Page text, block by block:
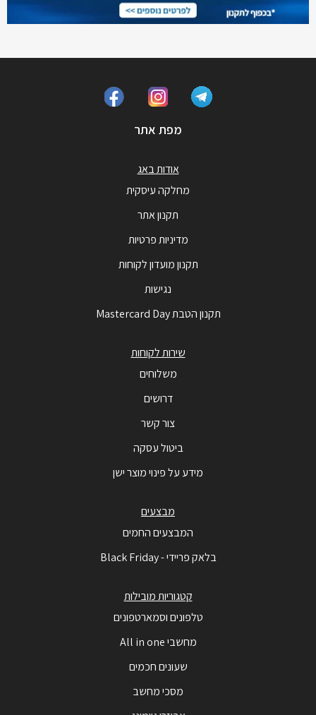
מפת אתר
אודות באג
מחלקה עיסקית
תקנון אתר
מדיניות פרטיות
תקנון מועדון לקוחות
נגישות
תקנון הטבת Mastercard Day
שירות לקוחות
משלוחים
דרושים
צור קשר
ביטול עסקה
מידע על פינוי מוצר ישן
מבצעים
המבצעים החמים
בלאק פריידי - Black Friday
קטגוריות מובילות
טלפונים וסמארטפונים
מחשבי All in one
שעונים חכמים
מסכי מחשב